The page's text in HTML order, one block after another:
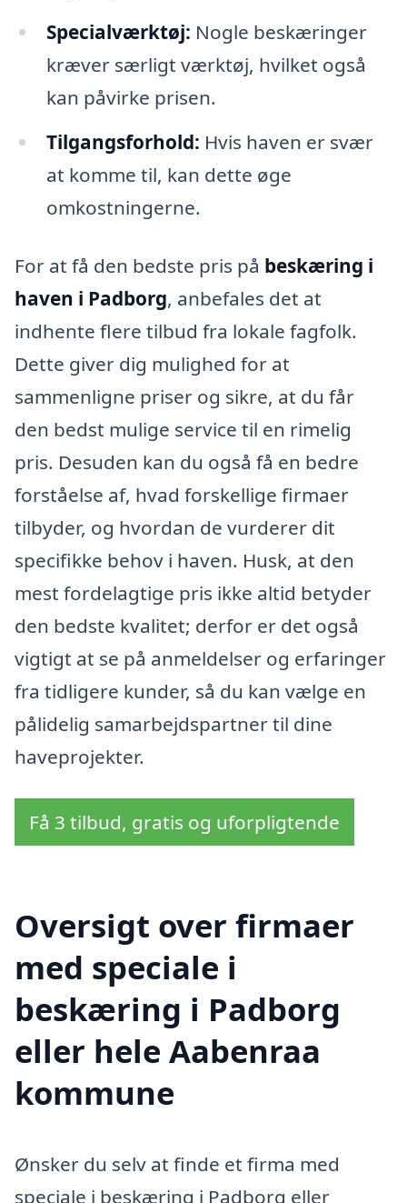
Specialværktøj: Nogle beskæringer
kræver særligt værktøj, hvilket også
kan påvirke prisen.
Tilgangsforhold: Hvis haven er svær
at komme til, kan dette øge
omkostningerne.
For at få den bedste pris på beskæring i
haven i Padborg, anbefales det at
indhente flere tilbud fra lokale fagfolk.
Dette giver dig mulighed for at
sammenligne priser og sikre, at du får
den bedst mulige service til en rimelig
pris. Desuden kan du også få en bedre
forståelse af, hvad forskellige firmaer
tilbyder, og hvordan de vurderer dit
specifikke behov i haven. Husk, at den
mest fordelagtige pris ikke altid betyder
den bedste kvalitet; derfor er det også
vigtigt at se på anmeldelser og erfaringer
fra tidligere kunder, så du kan vælge en
pålidelig samarbejdspartner til dine
haveprojekter.
Få 3 tilbud, gratis og uforpligtende
Oversigt over firmaer
med speciale i
beskæring i Padborg
eller hele Aabenraa
kommune
Ønsker du selv at finde et firma med
speciale i beskæring i Padborg eller